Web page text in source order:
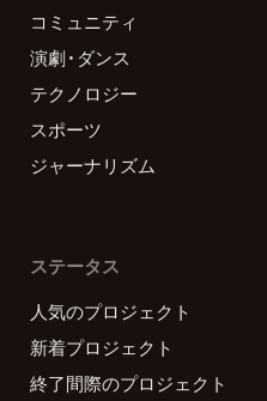
コミュニティ
演劇・ダンス
テクノロジー
スポーツ
ジャーナリズム
ステータス
人気のプロジェクト
新着プロジェクト
終了間際のプロジェクト